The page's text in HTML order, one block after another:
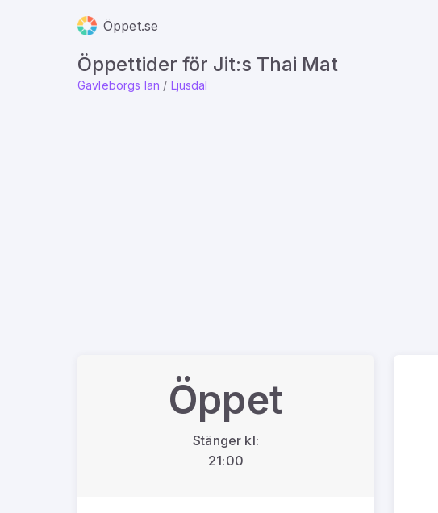
Öppet.se
Öppettider för Jit:s Thai Mat
Gävleborgs län / Ljusdal
Öppet
Stänger kl:
21:00